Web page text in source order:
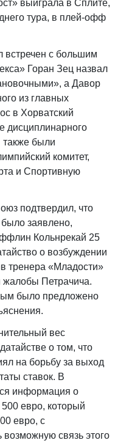
выиграла в Сплите,
тура, в плей-офф
встречен с большим
Горан Зец назвал
а Давор
из главных
в Хорватский
дисциплинарного
также были
комитет,
и Спортивную
подтвердил, что
было заявлено,
Кольнрекай 25
о возбуждении
тренера «Младости»
жалобы Петрачича.
было предложено
вес
о том, что
на борьбу за выход
ставок. В
информация о
500 евро, который
евро, с
связь этого